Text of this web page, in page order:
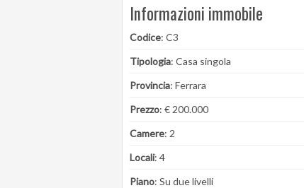
Informazioni immobile
Codice: C3
Tipologia: Casa singola
Provincia: Ferrara
Prezzo: € 200.000
Camere: 2
Locali: 4
Piano: Su due livelli